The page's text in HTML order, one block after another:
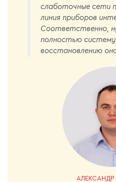
слаботочные сети
линия приборов
Соответственно,
полностью
восстановлению